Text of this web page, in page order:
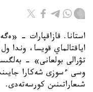
استانا. قازاقپارات -
اياقتالماي قويسا، وندا
تۋرالى بولعانى» -
وسى ءسوزى شەكارا
شىعاراتىنىن كورسەتەدى.